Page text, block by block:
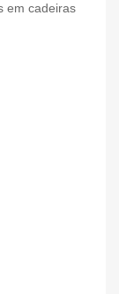
em cadeiras